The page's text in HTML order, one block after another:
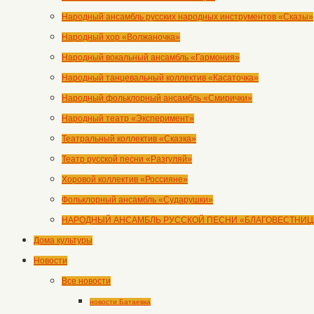
Народный ансамбль русских народных инструментов «Сказы»
Народный хор «Волжаночка»
Народный вокальный ансамбль «Гармония»
Народный танцевальный коллектив «Касаточка»
Народный фольклорный ансамбль «Смирички»
Народный театр «Эксперимент»
Театральный коллектив «Сказка»
Театр русской песни «Разгуляй»
Хоровой коллектив «Россияне»
Фольклорный ансамбль «Сударушки»
НАРОДНЫЙ АНСАМБЛЬ РУССКОЙ ПЕСНИ
Дома культуры
Новости
Все новости
новости Батаевка